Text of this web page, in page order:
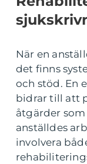
När en
det finns
och stöd. En
bidrar till att
åtgärder
anställdes
involvera